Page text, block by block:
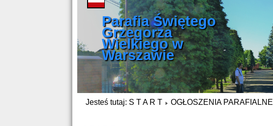
Parafia Świętego
Grzegorza
Wielkiego w
Warszawie
Jesteś tutaj: S T A R T OGŁOSZENIA PARAFIALNE